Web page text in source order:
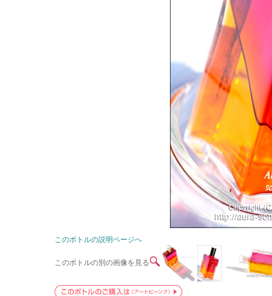
このボトルの説明ページへ
このボトルの別の画像を見る